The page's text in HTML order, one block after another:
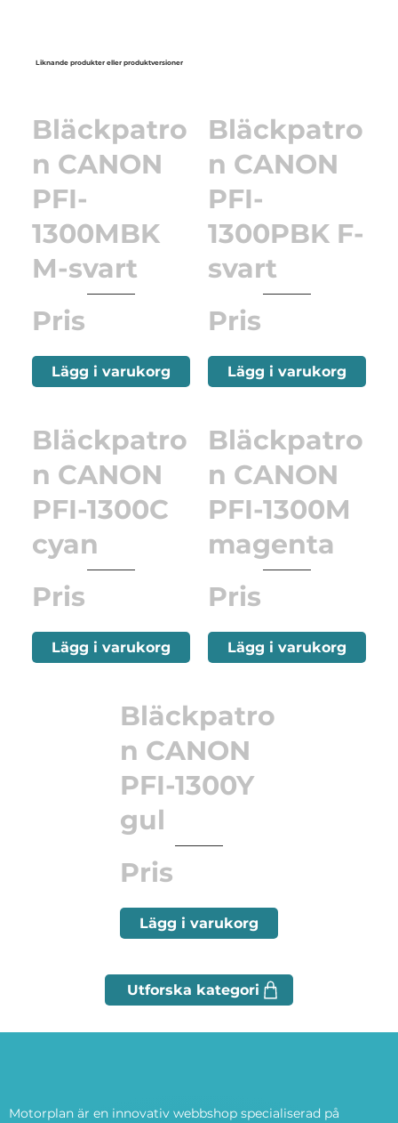
Liknande produkter eller produktversioner
Bläckpatro
n CANON
PFI-
1300MBK
M-svart
Pris
Lägg i varukorg
Bläckpatro
n CANON
PFI-
1300PBK F-
svart
Pris
Lägg i varukorg
Bläckpatro
n CANON
PFI-1300C
cyan
Pris
Lägg i varukorg
Bläckpatro
n CANON
PFI-1300M
magenta
Pris
Lägg i varukorg
Bläckpatro
n CANON
PFI-1300Y
gul
Pris
Lägg i varukorg
Motorplan är en innovativ webbshop specialiserad på